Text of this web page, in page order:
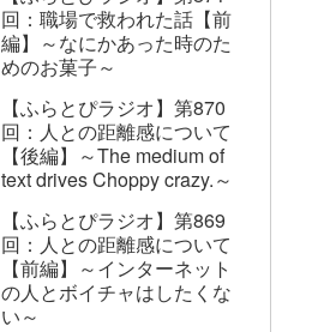
回：職場で救われた話【前
編】～なにかあった時のた
めのお菓子～
【ふらとぴラジオ】第870
回：人との距離感について
【後編】～The medium of
text drives Choppy crazy.～
【ふらとぴラジオ】第869
回：人との距離感について
【前編】～インターネット
の人とボイチャはしたくな
い～